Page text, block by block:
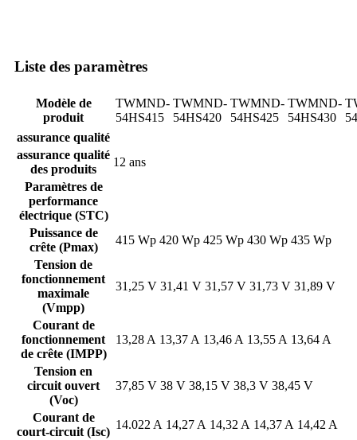
Liste des paramètres
Modèle de
produit
TWMND-
54HS415
TWMND-
54HS420
TWMND-
54HS425
TWMND-
54HS430
assurance qualité
assurance qualité
des produits
12 ans
Paramètres de
performance
électrique (STC)
Puissance de
crête (Pmax)
415 Wp 420 Wp 425 Wp 430 Wp 435 Wp
Tension de
fonctionnement
maximale
(Vmpp)
31,25 V 31,41 V 31,57 V 31,73 V 31,89 V
Courant de
fonctionnement
de crête (IMPP)
13,28 A 13,37 A 13,46 A 13,55 A 13,64 A
Tension en
circuit ouvert
(Voc)
37,85 V 38 V 38,15 V 38,3 V 38,45 V
Courant de
court-circuit (Isc)
14.022 A 14,27 A 14,32 A 14,37 A 14,42 A